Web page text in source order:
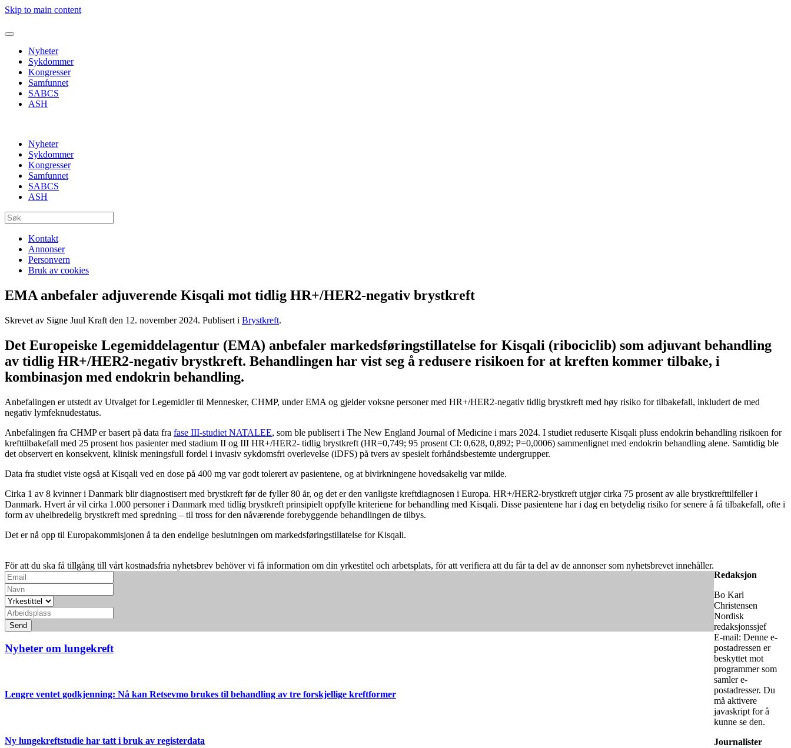
Skip to main content
Nyheter
Sykdommer
Kongresser
Samfunnet
SABCS
ASH
Nyheter
Sykdommer
Kongresser
Samfunnet
SABCS
ASH
Kontakt
Annonser
Personvern
Bruk av cookies
EMA anbefaler adjuverende Kisqali mot tidlig HR+/HER2-negativ brystkreft
Skrevet av Signe Juul Kraft den 12. november 2024. Publisert i Brystkreft.
Det Europeiske Legemiddelagentur (EMA) anbefaler markedsføringstillatelse for Kisqali (ribociclib) som adjuvant behandling
av tidlig HR+/HER2-negativ brystkreft. Behandlingen har vist seg å redusere risikoen for at kreften kommer tilbake, i
kombinasjon med endokrin behandling.
Anbefalingen er utstedt av Utvalget for Legemidler til Mennesker, CHMP, under EMA og gjelder voksne personer med HR+/HER2-negativ tidlig brystkreft med høy risiko for tilbakefall, inkludert de med
negativ lymfeknudestatus.
Anbefalingen fra CHMP er basert på data fra fase III-studiet NATALEE, som ble publisert i The New England Journal of Medicine i mars 2024. I studiet reduserte Kisqali pluss endokrin behandling risikoen for
krefttilbakefall med 25 prosent hos pasienter med stadium II og III HR+/HER2- tidlig brystkreft (HR=0,749; 95 prosent CI: 0,628, 0,892; P=0,0006) sammenlignet med endokrin behandling alene. Samtidig ble
det observert en konsekvent, klinisk meningsfull fordel i invasiv sykdomsfri overlevelse (iDFS) på tvers av spesielt forhåndsbestemte undergrupper.
Data fra studiet viste også at Kisqali ved en dose på 400 mg var godt tolerert av pasientene, og at bivirkningene hovedsakelig var milde.
Cirka 1 av 8 kvinner i Danmark blir diagnostisert med brystkreft før de fyller 80 år, og det er den vanligste kreftdiagnosen i Europa. HR+/HER2-brystkreft utgjør cirka 75 prosent av alle brystkrefttilfeller i
Danmark. Hvert år vil cirka 1.000 personer i Danmark med tidlig brystkreft prinsipielt oppfylle kriteriene for behandling med Kisqali. Disse pasientene har i dag en betydelig risiko for senere å få tilbakefall, ofte i
form av uhelbredelig brystkreft med spredning – til tross for den nåværende forebyggende behandlingen de tilbys.
Det er nå opp til Europakommisjonen å ta den endelige beslutningen om markedsføringstillatelse for Kisqali.
För att du ska få tillgång till vårt kostnadsfria nyhetsbrev behöver vi få information om din yrkestitel och arbetsplats, för att verifiera att du får ta del av de annonser som nyhetsbrevet innehåller.
Send
Nyheter om lungekreft
Lengre ventet godkjenning: Nå kan Retsevmo brukes til behandling av tre forskjellige kreftformer
Ny lungekreftstudie har tatt i bruk av registerdata
Redaksjon
Bo Karl
Christensen
Nordisk
redaksjonssjef
E-mail: Denne e-
postadressen er
beskyttet mot
programmer som
samler e-
postadresser. Du
må aktivere
javaskript for å
kunne se den.
Journalister